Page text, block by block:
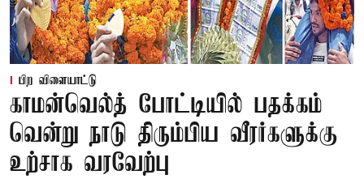
பிற விளையாட்டு
காமன்வெல்த் போட்டியில் பதக்கம்
வென்று நாடு திரும்பிய வீரர்களுக்கு
உற்சாக வரவேற்பு